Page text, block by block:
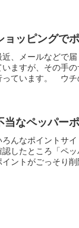
ョッピングで
近、メールなどで
いますが、その手
っています。 ウチ
当なペッパー
ろんなポイントサ
認したところ「ペ
イントがごっそり